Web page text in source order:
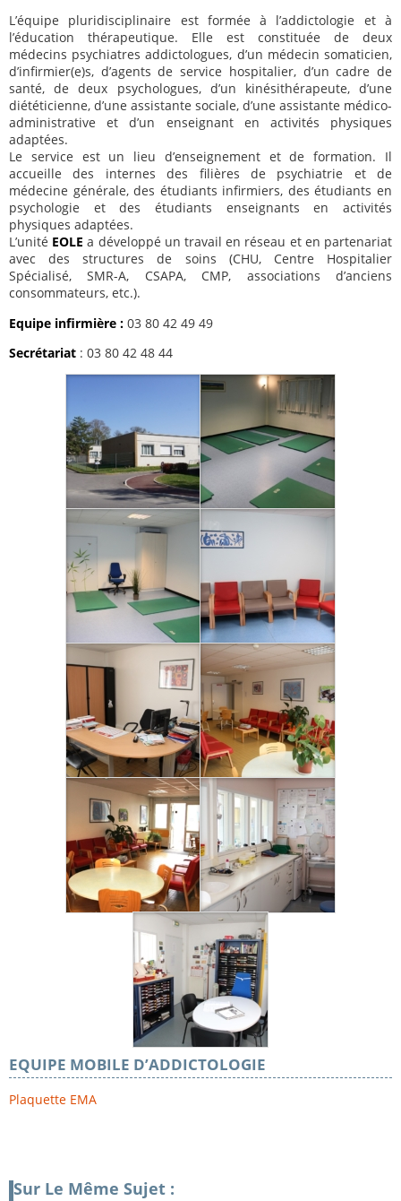
L’équipe pluridisciplinaire est formée à l’addictologie et à
l’éducation thérapeutique. Elle est constituée de deux
médecins psychiatres addictologues, d’un médecin somaticien,
d’infirmier(e)s, d’agents de service hospitalier, d’un cadre de
santé, de deux psychologues, d’un kinésithérapeute, d’une
diététicienne, d’une assistante sociale, d’une assistante médico-
administrative et d’un enseignant en activités physiques
adaptées.
Le service est un lieu d’enseignement et de formation. Il
accueille des internes des filières de psychiatrie et de
médecine générale, des étudiants infirmiers, des étudiants en
psychologie et des étudiants enseignants en activités
physiques adaptées.
L’unité EOLE a développé un travail en réseau et en partenariat
avec des structures de soins (CHU, Centre Hospitalier
Spécialisé, SMR-A, CSAPA, CMP, associations d’anciens
consommateurs, etc.).
Equipe infirmière : 03 80 42 49 49
Secrétariat : 03 80 42 48 44
EQUIPE MOBILE D’ADDICTOLOGIE
Plaquette EMA
Sur Le Même Sujet :